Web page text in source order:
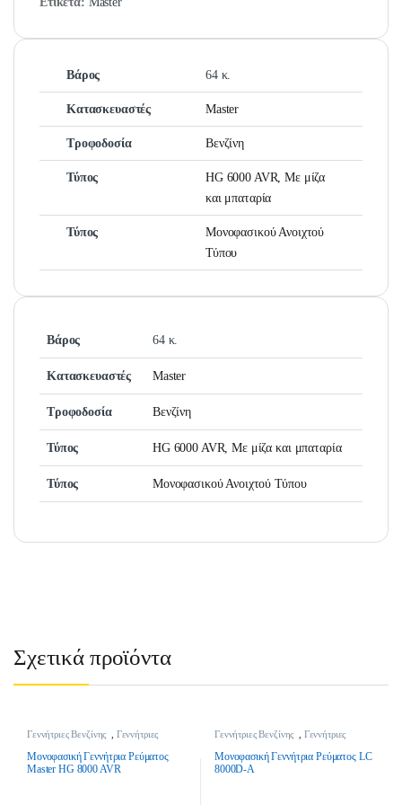
Βάρος 64 κ.
Κατασκευαστές Master
Τροφοδοσία Βενζίνη
Τύπος
HG 6000 AVR, Με μίζα
και μπαταρία
Τύπος
Μονοφασικού Ανοιχτού
Τύπου
Βάρος 64 κ.
Κατασκευαστές Master
Τροφοδοσία Βενζίνη
Τύπος HG 6000 AVR, Με μίζα και μπαταρία
Τύπος Μονοφασικού Ανοιχτού Τύπου
Σχετικά προϊόντα
Γεννήτριες Βενζίνης
Γεννήτριες
Γεωργικά Εργαλεία ,Μπαταρίες -
Γεννήτριες - Κινητήρες
Μονοφασική Γεννήτρια Ρεύματος
Master HG 8000 AVR
Γεννήτριες Βενζίνης
Γεννήτριες
Γεωργικά Εργαλεία ,Μπαταρίες -
Γεννήτριες - Κινητήρες , Προσφορές
Μονοφασική Γεννήτρια Ρεύματος LC
8000D-A